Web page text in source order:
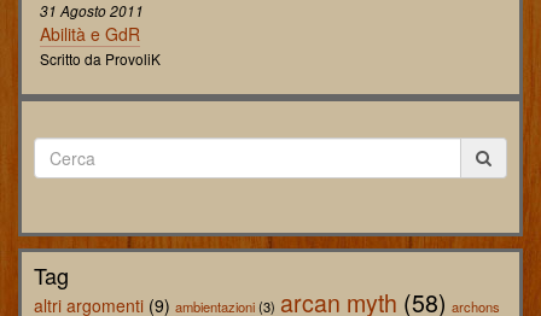
31 Agosto 2011
Abilità e GdR
Scritto da ProvoliK
Tag
altri argomenti (9) ambientazioni(3) arcan myth (58) archons